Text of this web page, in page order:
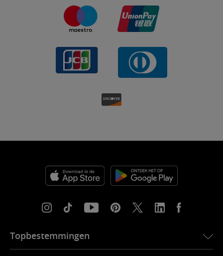
Topbestemmingen